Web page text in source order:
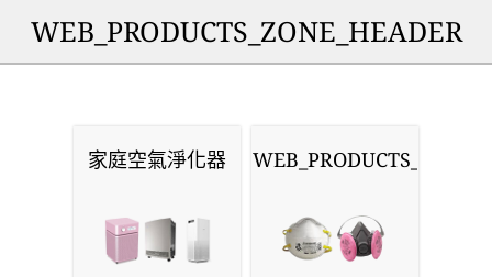
WEB_PRODUCTS_ZONE_HEADER
家庭空氣淨化器 WEB_PRODUCTS_MASKS